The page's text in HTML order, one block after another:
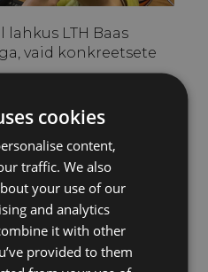
lahkus LTH Baas
vaid konkreetsete
kaardistati
logistikas,
valiti elluviimiseks 90
ulatus, andmerohke,
mis kavandati
kui
tasuvus on
cookies
content,
traffic. We also
your use of our
and analytics
it with other
provided to them